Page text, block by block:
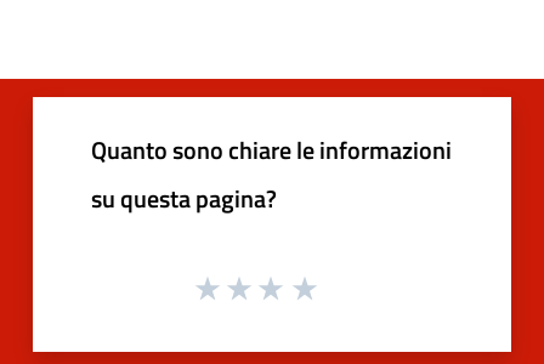
Quanto sono chiare le informazioni
su questa pagina?